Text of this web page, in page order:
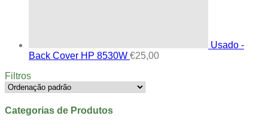
Usado -
Back Cover HP 8530W €25,00
Filtros
Categorias de Produtos